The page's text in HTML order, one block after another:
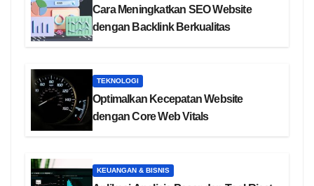
Cara Meningkatkan SEO Website
dengan Backlink Berkualitas
TEKNOLOGI
Optimalkan Kecepatan Website
dengan Core Web Vitals
KEUANGAN & BISNIS